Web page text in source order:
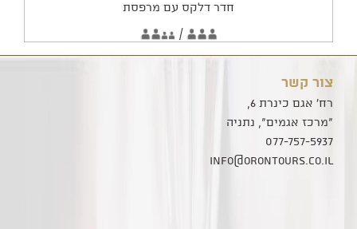
חדר דלקס עם מרפסת
מתאים
2
/ 3
צור קשר
רח' אגם כינרת 6,
"מרכז אגמים", נתניה
077-757-5937
info@orontours.co.il